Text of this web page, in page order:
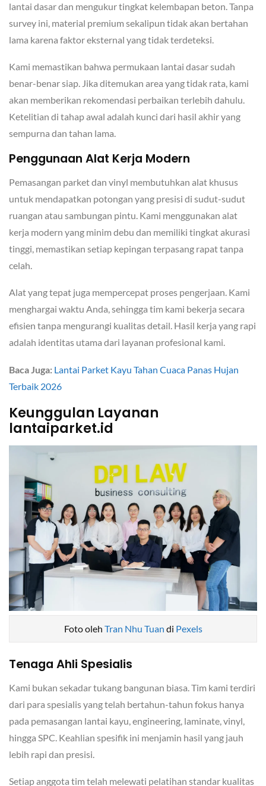
lantai dasar dan mengukur tingkat kelembapan beton. Tanpa
survey ini, material premium sekalipun tidak akan bertahan
lama karena faktor eksternal yang tidak terdeteksi.
Kami memastikan bahwa permukaan lantai dasar sudah
benar-benar siap. Jika ditemukan area yang tidak rata, kami
akan memberikan rekomendasi perbaikan terlebih dahulu.
Ketelitian di tahap awal adalah kunci dari hasil akhir yang
sempurna dan tahan lama.
Penggunaan Alat Kerja Modern
Pemasangan parket dan vinyl membutuhkan alat khusus
untuk mendapatkan potongan yang presisi di sudut-sudut
ruangan atau sambungan pintu. Kami menggunakan alat
kerja modern yang minim debu dan memiliki tingkat akurasi
tinggi, memastikan setiap kepingan terpasang rapat tanpa
celah.
Alat yang tepat juga mempercepat proses pengerjaan. Kami
menghargai waktu Anda, sehingga tim kami bekerja secara
efisien tanpa mengurangi kualitas detail. Hasil kerja yang rapi
adalah identitas utama dari layanan profesional kami.
Baca Juga: Lantai Parket Kayu Tahan Cuaca Panas Hujan
Terbaik 2026
Keunggulan Layanan
lantaiparket.id
Foto oleh Tran Nhu Tuan di Pexels
Tenaga Ahli Spesialis
Kami bukan sekadar tukang bangunan biasa. Tim kami terdiri
dari para spesialis yang telah bertahun-tahun fokus hanya
pada pemasangan lantai kayu, engineering, laminate, vinyl,
hingga SPC. Keahlian spesifik ini menjamin hasil yang jauh
lebih rapi dan presisi.
Setiap anggota tim telah melewati pelatihan standar kualitas